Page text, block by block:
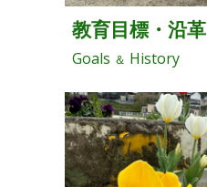
教育目標・沿革
Goals ＆ History